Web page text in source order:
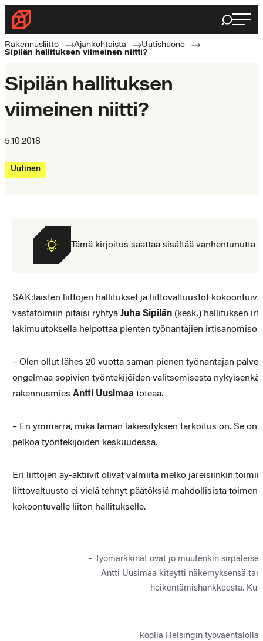
Siirry
suoraan
sisältöön
Rakennusliitto
Rakennusalan
ammattilaisten
Haku
Rakennusliitto Ajankohtaista
Uutishuone
Sipilän hallituksen viimeinen niitti?
Sipilän hallituksen
viimeinen niitti?
5.10.2018
Uutinen
Tämä kirjoitus saattaa sisältää vanhentunutta
SAK:laisten liittojen hallitukset ja liittovaltuustot
vastatoimiin pitäisi ryhtyä Juha Sipilän(kesk.) hallituksen
lakimuutoksella helpottaa pienten työnantajien
– Olen ollut lähes 20 vuotta saman pienen työnantajan
ongelmaa sopivien työntekijöiden valitsemisesta
rakennusmies Antti Uusimaa toteaa.
– En ymmärrä, mikä tämän lakiesityksen tarkoitus on. Se
pelkoa työntekijöiden keskuudessa.
Eri liittojen ay-aktiivit olivat valmiita melko järeisiinkin
liittovaltuusto ei vielä tehnyt päätöksiä mahdollisista
kokoontuvalle liiton hallitukselle.
– Työmarkkinat ovat jo muutenkin
Antti Uusimaa kiteytti näkemyksensä
heikentämishankkeesta.
koolla Helsingin työväentalolla.